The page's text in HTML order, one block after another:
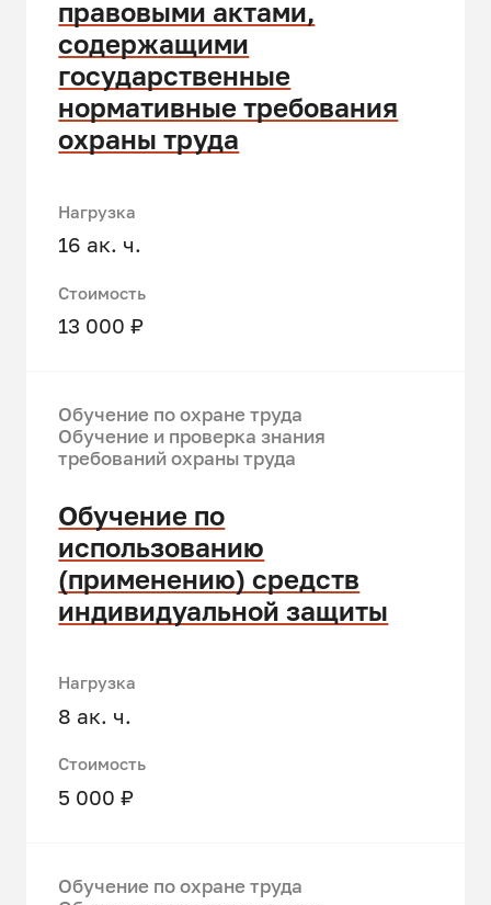
правовыми актами,
содержащими
государственные
нормативные требования
охраны труда
Нагрузка
16 ак. ч.
Стоимость
13 000 ₽
Обучение по охране труда
Обучение и проверка знания
требований охраны труда
Обучение по
использованию
(применению) средств
индивидуальной защиты
Нагрузка
8 ак. ч.
Стоимость
5 000 ₽
Обучение по охране труда